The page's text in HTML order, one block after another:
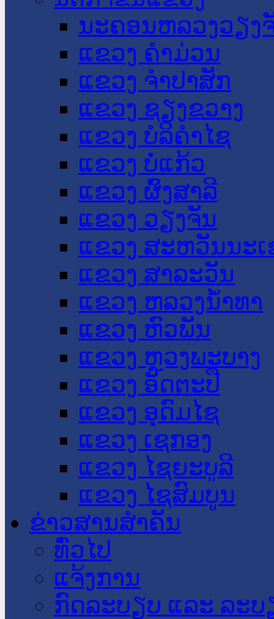
ນະ​ຄອນ​ຫລວງວຽງ
ແຂວງ ຄໍາມ່ວນ
ແຂວງ ຈໍາປາສັກ
ແຂວງ ຊຽງຂວາງ
ແຂວງ ບໍລິຄໍາໄຊ
ແຂວງ ບໍ່ແກ້ວ
ແຂວງ ຜົ້ງສາລີ
ແຂວງ ວຽງຈັນ
ແຂວງ ສະຫວັນນະ
ແຂວງ ສາລະວັນ
ແຂວງ ຫລວງນໍ້າທາ
ແຂວງ ຫົວພັນ
ແຂວງ ຫຼວງພະບາງ
ແຂວງ ອັດຕະປື
ແຂວງ ອຸດົມໄຊ
ແຂວງ ເຊກອງ
ແຂວງ ໄຊຍະບູລີ
ແຂວງ ໄຊສົມບູນ
ຂ່າວສານສໍາຄັນ
​ທົ່ວ​ໄປ
ແຈ້ງການ
ກົດລະບຽບ ແລະ ລະບ